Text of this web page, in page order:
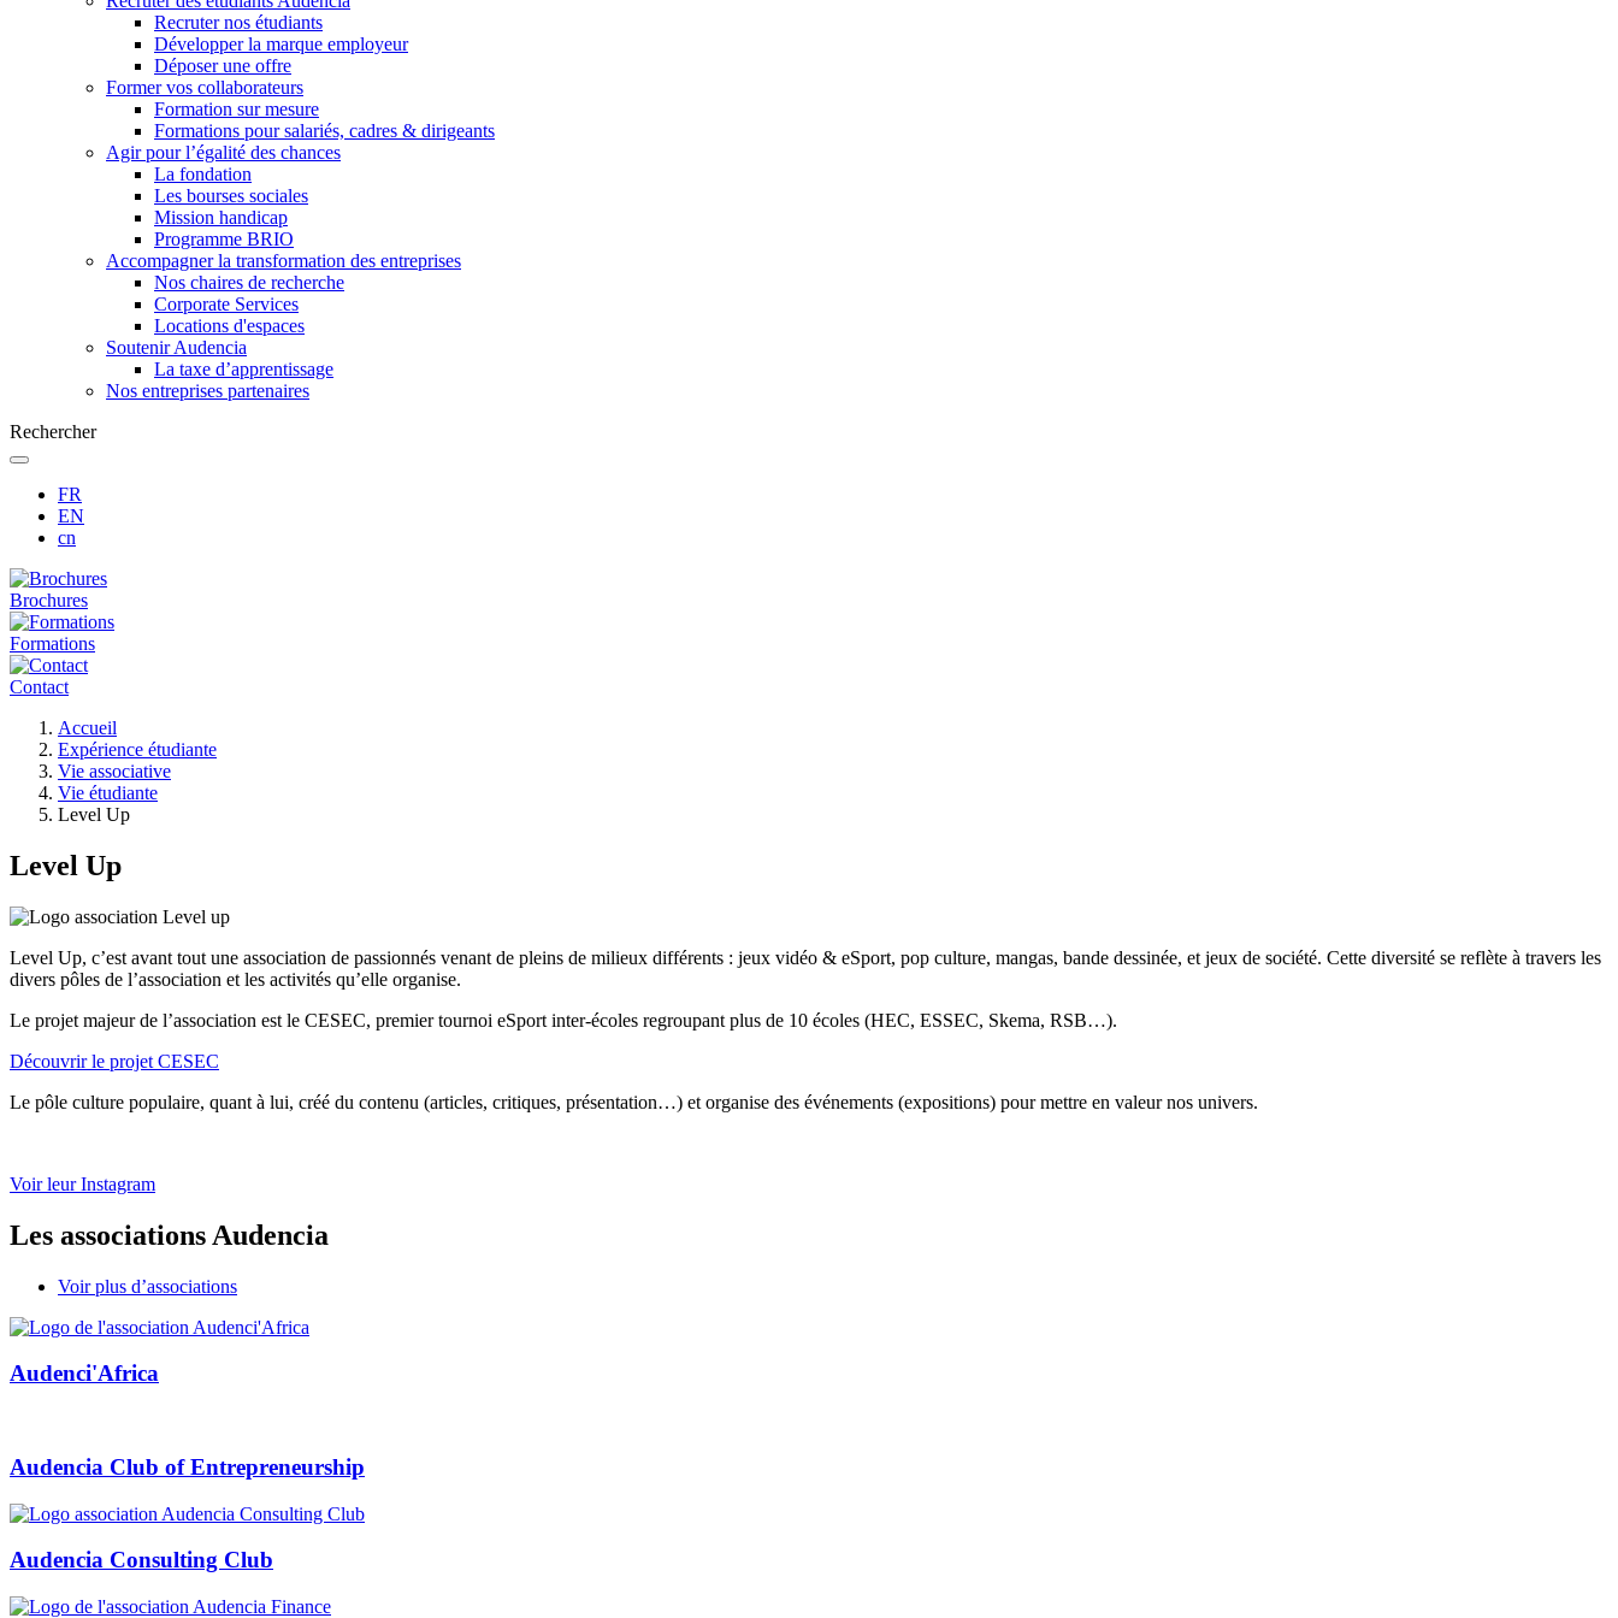
Recruter nos étudiants
Développer la marque employeur
Déposer une offre
Former vos collaborateurs
Formation sur mesure
Formations pour salariés, cadres & dirigeants
Agir pour l’égalité des chances
La fondation
Les bourses sociales
Mission handicap
Programme BRIO
Accompagner la transformation des entreprises
Nos chaires de recherche
Corporate Services
Locations d'espaces
Soutenir Audencia
La taxe d’apprentissage
Nos entreprises partenaires
Rechercher
FR
EN
cn
Brochures
Formations
Contact
d'Ariane
Accueil
Expérience étudiante
Vie associative
Vie étudiante
Level Up
Level Up
Level Up, c’est avant tout une association de passionnés venant de pleins de milieux différents : jeux vidéo & eSport, pop culture, mangas, bande dessinée, et jeux de société. Cette diversité se reflète à travers les
divers pôles de l’association et les activités qu’elle organise.
Le projet majeur de l’association est le CESEC, premier tournoi eSport inter-écoles regroupant plus de 10 écoles (HEC, ESSEC, Skema, RSB…).
Découvrir le projet CESEC
Le pôle culture populaire, quant à lui, créé du contenu (articles, critiques, présentation…) et organise des événements (expositions) pour mettre en valeur nos univers.
Voir leur Instagram
Les associations Audencia
Voir plus d’associations
Audenci'Africa
Audencia Club of Entrepreneurship
Audencia Consulting Club